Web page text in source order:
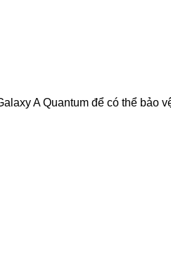
A Quantum để có thể bảo